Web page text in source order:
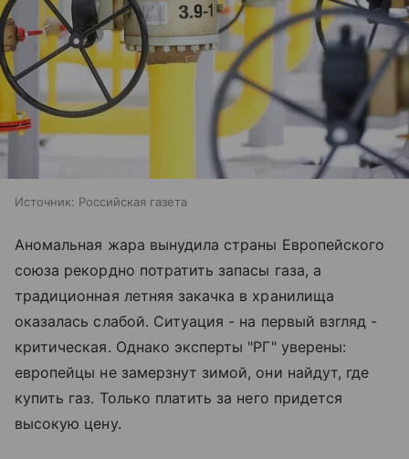
Источник: Российская газета
Аномальная жара вынудила страны Европейского
союза рекордно потратить запасы газа, а
традиционная летняя закачка в хранилища
оказалась слабой. Ситуация - на первый взгляд -
критическая. Однако эксперты "РГ" уверены:
европейцы не замерзнут зимой, они найдут, где
купить газ. Только платить за него придется
высокую цену.